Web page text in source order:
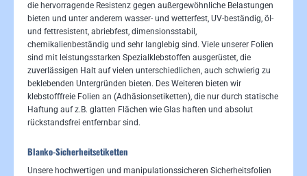
die hervorragende Resistenz gegen außergewöhnliche Belastungen
bieten und unter anderem wasser- und wetterfest, UV-beständig, öl-
und fettresistent, abriebfest, dimensionsstabil,
chemikalienbeständig und sehr langlebig sind. Viele unserer Folien
sind mit leistungsstarken Spezialklebstoffen ausgerüstet, die
zuverlässigen Halt auf vielen unterschiedlichen, auch schwierig zu
beklebenden Untergründen bieten. Des Weiteren bieten wir
klebstofffreie Folien an (Adhäsionsetiketten), die nur durch statische
Haftung auf z.B. glatten Flächen wie Glas haften und absolut
rückstandsfrei entfernbar sind.
Blanko-Sicherheitsetiketten
Unsere hochwertigen und manipulationssicheren Sicherheitsfolien